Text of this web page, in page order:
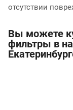
отсутствии
Вы можете
фильтры в